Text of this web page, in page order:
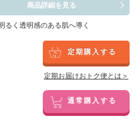
商品詳細を見る
るく透明感のある肌へ導く
定期購入する
定期お届けおトク便とは＞
通常購入する